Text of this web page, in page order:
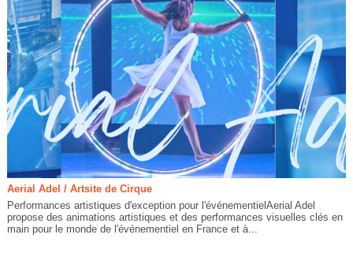
Aerial Adel / Artsite de Cirque
Performances artistiques d'exception pour l'événementielAerial Adel
propose des animations artistiques et des performances visuelles clés en
main pour le monde de l'événementiel en France et à...